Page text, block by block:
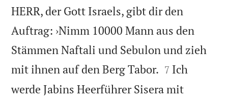
HERR, der Gott Israels, gibt dir den
Auftrag: ›Nimm 10000 Mann aus den
Stämmen Naftali und Sebulon und zieh
mit ihnen auf den Berg Tabor. 

7 Ich
werde Jabins Heerführer Sisera mit